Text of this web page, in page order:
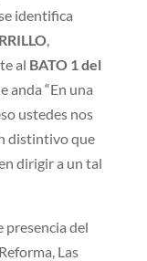
identifica
,
al BATO 1 del
anda “En una
ustedes nos
distintivo que
dirigir a un tal
presencia del
Las